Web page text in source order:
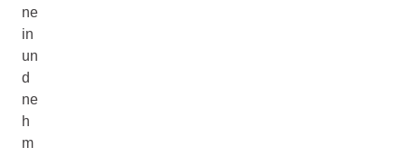
ne
in
un
d
ne
h
m